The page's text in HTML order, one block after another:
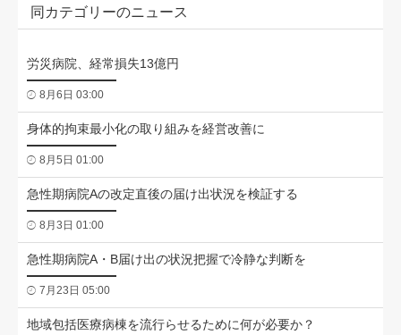
同カテゴリーのニュース
労災病院、経常損失13億円
8月6日 03:00
身体的拘束最小化の取り組みを経営改善に
8月5日 01:00
急性期病院Aの改定直後の届け出状況を検証する
8月3日 01:00
急性期病院A・B届け出の状況把握で冷静な判断を
7月23日 05:00
地域包括医療病棟を流行らせるために何が必要か？